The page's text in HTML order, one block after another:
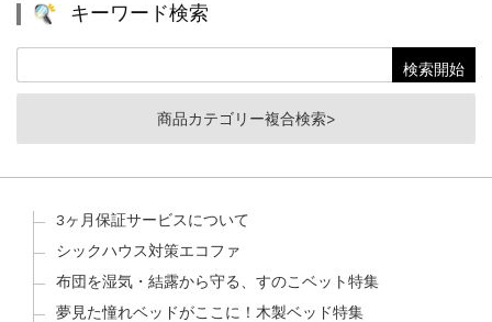
キーワード検索
商品カテゴリー複合検索>
3ヶ月保証サービスについて
シックハウス対策エコファ
布団を湿気・結露から守る、すのこベット特集
夢見た憧れベッドがここに！木製ベッド特集